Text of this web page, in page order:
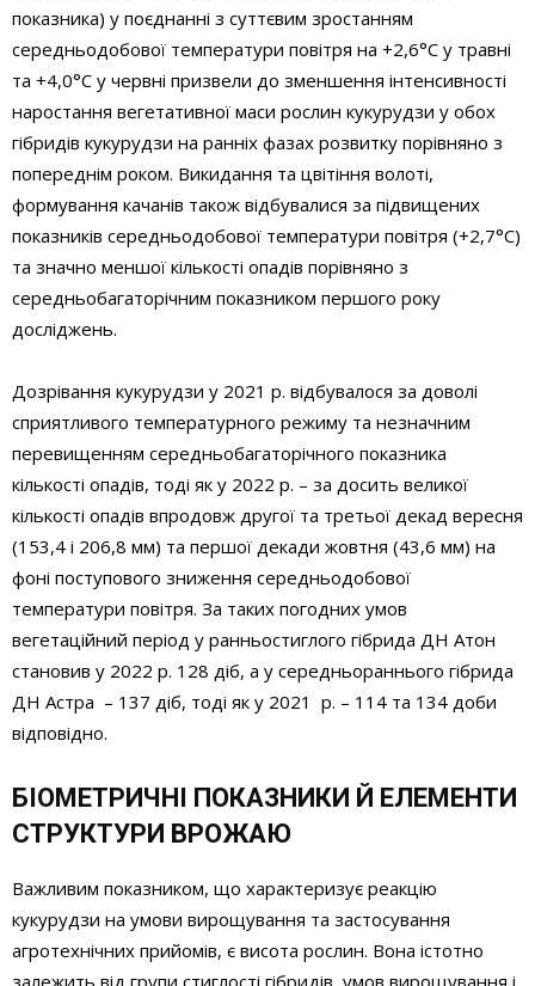
показника) у поєднанні з суттєвим зростанням
середньодобової температури повітря на +2,6°С у травні
та +4,0°С у червні призвели до зменшення інтенсивності
наростання вегетативної маси рослин кукурудзи у обох
гібридів кукурудзи на ранніх фазах розвитку порівняно з
попереднім роком. Викидання та цвітіння волоті,
формування качанів також відбувалися за підвищених
показників середньодобової температури повітря (+2,7°С)
та значно меншої кількості опадів порівняно з
середньобагаторічним показником першого року
досліджень.
Дозрівання кукурудзи у 2021 р. відбувалося за доволі
сприятливого температурного режиму та незначним
перевищенням середньобагаторічного показника
кількості опадів, тоді як у 2022 р. – за досить великої
кількості опадів впродовж другої та третьої декад вересня
(153,4 і 206,8 мм) та першої декади жовтня (43,6 мм) на
фоні поступового зниження середньодобової
температури повітря. За таких погодних умов
вегетаційний період у ранньостиглого гібрида ДН Атон
становив у 2022 р. 128 діб, а у середньораннього гібрида
ДН Астра – 137 діб, тоді як у 2021 р. – 114 та 134 доби
відповідно.
БІОМЕТРИЧНІ ПОКАЗНИКИ Й ЕЛЕМЕНТИ
СТРУКТУРИ ВРОЖАЮ
Важливим показником, що характеризує реакцію
кукурудзи на умови вирощування та застосування
агротехнічних прийомів, є висота рослин. Вона істотно
залежить від групи стиглості гібридів, умов вирощування і